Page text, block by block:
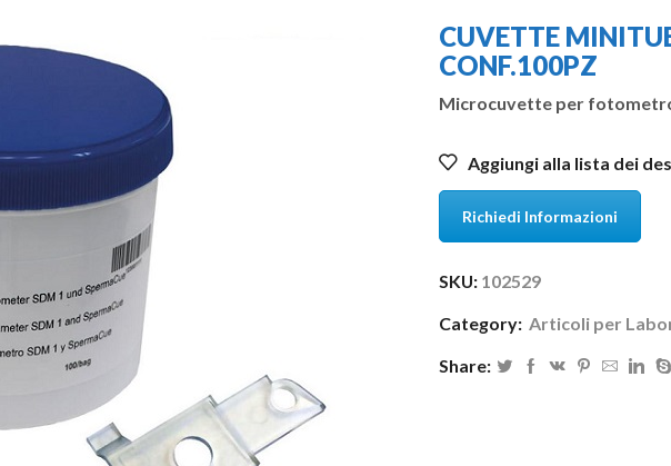
CUVETTE
CONF.100PZ
Microcuvette per
Aggiungi alla lista dei
Richiedi Informazioni
SKU: 102529
Category: Articoli per
Share: